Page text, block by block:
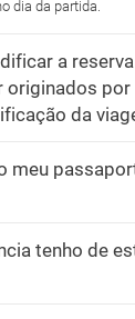
dia da partida.
a
originados por
da
meu
tenho de